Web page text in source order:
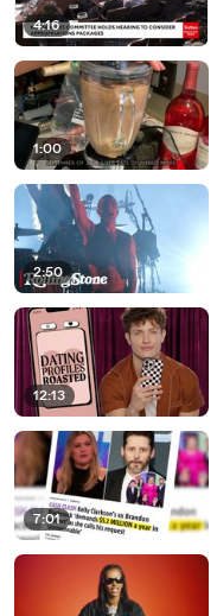
4:16
1:00
2:50
12:13
7:01